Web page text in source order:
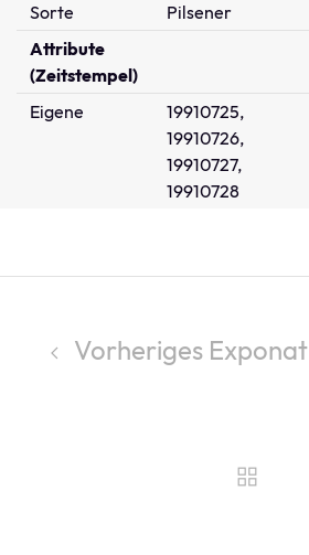
Sorte
Pilsener
Attribute
(Zeitstempel)
Eigene
19910725,
19910726,
19910727,
19910728
Vorheriges Exponat